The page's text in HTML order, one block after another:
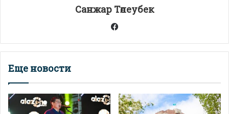
ь
Санжар Төлеубек
Facebook
Еще новости